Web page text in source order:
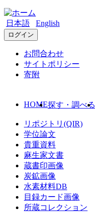
日本語 English
ログイン
お問合わせ
サイトポリシー
寄附
HOME探す・調べる
リポジトリ(QIR)
学位論文
貴重資料
麻生家文書
蔵書印画像
炭鉱画像
水素材料DB
目録カード画像
所蔵コレクション